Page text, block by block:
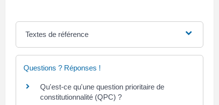
Textes de référence
Questions ? Réponses !
Qu'est-ce qu'une question prioritaire de
constitutionnalité (QPC) ?